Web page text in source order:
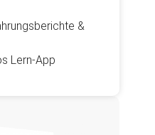
&
Lern-App